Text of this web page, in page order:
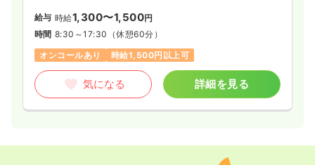
給与 時給1,300〜1,500円
時間 8:30～17:30 （休憩60分）
オンコールあり
時給1,500円以上可
気になる 詳細を見る